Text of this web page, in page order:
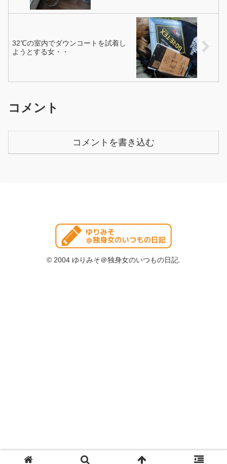
32℃の室内でダウンコートを試着し
ようとする女・・
コメント
コメントを書き込む
© 2004 ゆりみそ＠独身女のいつもの日記.